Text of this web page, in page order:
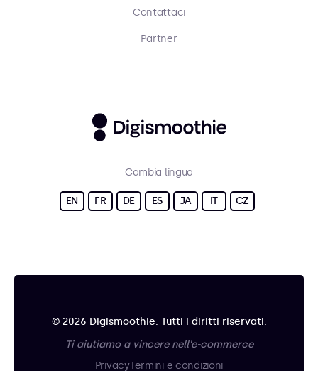
Contattaci
Partner
Cambia lingua
EN FR DE ES JA IT CZ
© 2026 Digismoothie. Tutti i diritti riservati.
Ti aiutiamo a vincere nell'e-commerce
PrivacyTermini e condizioni